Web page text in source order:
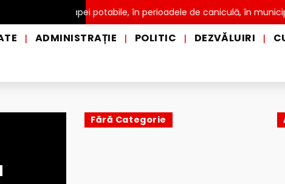
a apei potabile, în perioadele de caniculă, în municipiul
| ADMINISTRAȚIE | POLITIC | DEZVĂLUIRI |
Fără Categorie